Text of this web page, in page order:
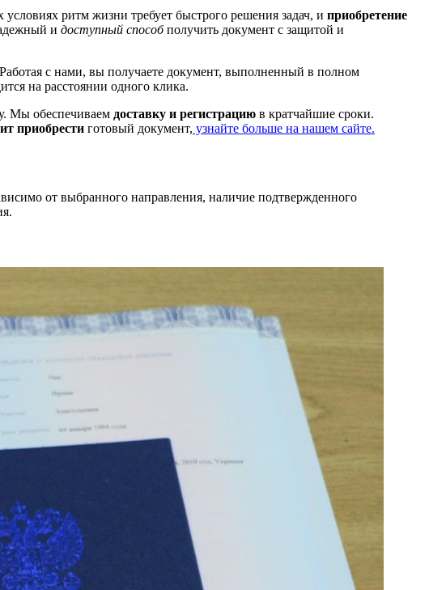
ритм жизни требует быстрого решения задач, и приобретение
и доступный способполучить документ с защитой и
с нами, вы получаете документ, выполненный в полном
на расстоянии одного клика.
Мы обеспечиваем доставку и регистрацию в кратчайшие сроки.
приобрести готовый документ, узнайте больше на нашем сайте.
от выбранного направления, наличие подтвержденного